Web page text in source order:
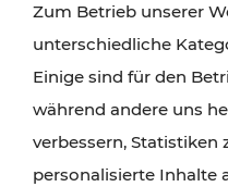
Wanderungen, Kultur
Radtouren oder purer
Attraktionen sind mit
Angeboten des VOR
Zum Betrieb unserer
unterschiedliche
Einige sind für den
während andere uns
verbessern, Statistiken
personalisierte Inhalte